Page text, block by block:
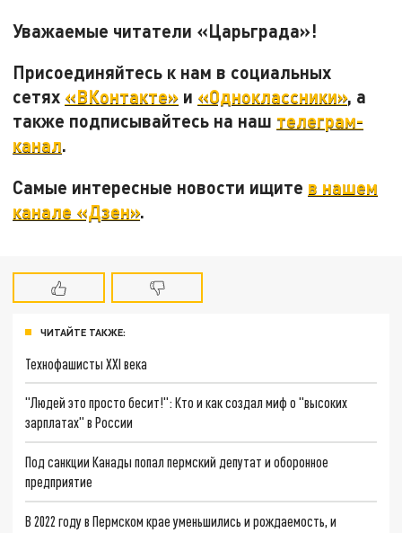
Уважаемые читатели «Царьграда»!
Присоединяйтесь к нам в социальных
сетях «ВКонтакте» и «Одноклассники», а
также подписывайтесь на наш телеграм-
канал.
Самые интересные новости ищите в нашем
канале «Дзен».
ЧИТАЙТЕ ТАКЖЕ:
Технофашисты XXI века
"Людей это просто бесит!": Кто и как создал миф о "высоких
зарплатах" в России
Под санкции Канады попал пермский депутат и оборонное
предприятие
В 2022 году в Пермском крае уменьшились и рождаемость, и